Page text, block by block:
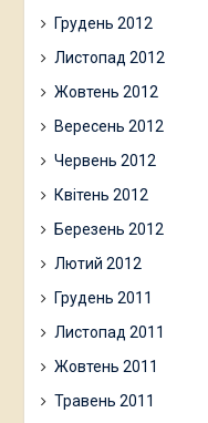
Грудень 2012
Листопад 2012
Жовтень 2012
Вересень 2012
Червень 2012
Квітень 2012
Березень 2012
Лютий 2012
Грудень 2011
Листопад 2011
Жовтень 2011
Травень 2011